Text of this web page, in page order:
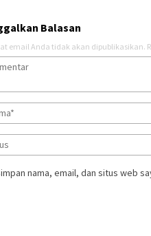
Balasan
email Anda tidak akan dipublikasikan.
nama, email, dan situs web